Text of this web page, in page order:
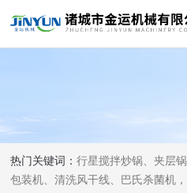
热门关键词：行星搅拌炒锅、夹层
包装机、清洗风干线、巴氏杀菌机